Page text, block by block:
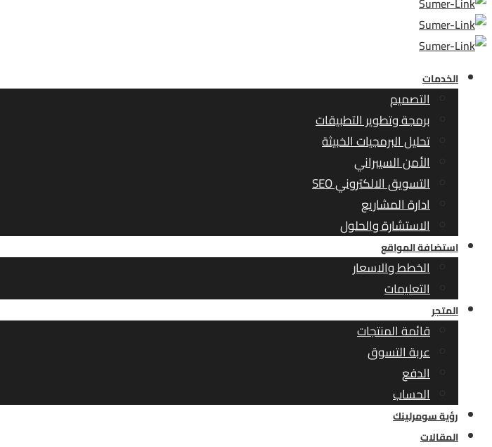
الخدمات
التصميم
برمجة وتطوير التطبيقات
تحليل البرمجيات الخبيثة
الأمن السيبراني
التسويق الالكتروني SEO
ادارة المشاريع
الاستشارة والحلول
استضافة المواقع
الخطط والاسعار
التعليمات
المتجر
قائمة المنتجات
عربة التسوق
الدفع
الحساب
رؤية سومرلينك
المقالات